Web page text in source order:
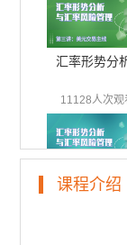
汇率形势分
11128人次观
汇率形势分
课程介绍